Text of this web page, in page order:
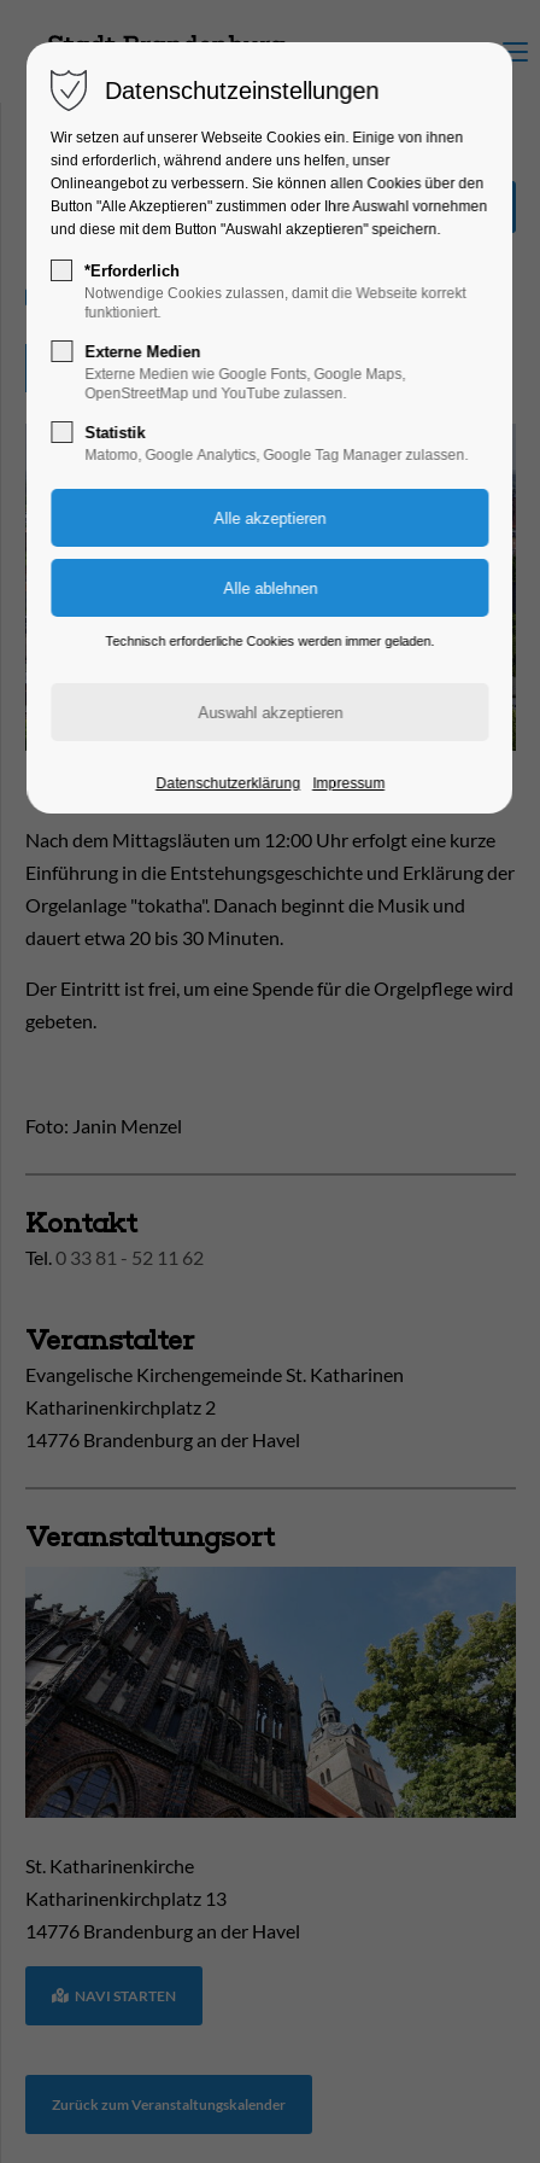
Menu
Orgelmusik am Mittag
Konzert, Musik, Winterzauber
09.12.2024, 12:00–12:30
Eintritt frei
Nach dem Mittagsläuten um 12:00 Uhr erfolgt eine kurze
Einführung in die Entstehungsgeschichte und Erklärung der
Orgelanlage "tokatha". Danach beginnt die Musik und
dauert etwa 20 bis 30 Minuten.
Der Eintritt ist frei, um eine Spende für die Orgelpflege wird
gebeten.
Foto: Janin Menzel
Kontakt
Tel.0 33 81 - 52 11 62
Veranstalter
Evangelische Kirchengemeinde St. Katharinen
Katharinenkirchplatz 2
14776 Brandenburg an der Havel
Veranstaltungsort
St. Katharinenkirche
Katharinenkirchplatz 13
14776 Brandenburg an der Havel
NAVI STARTEN
Zurück zum Veranstaltungskalender
Datenschutzeinstellungen
Wir setzen auf unserer Webseite Cookies ein. Einige von ihnen
sind erforderlich, während andere uns helfen, unser
Onlineangebot zu verbessern. Sie können allen Cookies über den
Button "Alle Akzeptieren" zustimmen oder Ihre Auswahl vornehmen
und diese mit dem Button "Auswahl akzeptieren" speichern.
*Erforderlich
Notwendige Cookies zulassen, damit die Webseite korrekt
funktioniert.
Externe Medien
Externe Medien wie Google Fonts, Google Maps,
OpenStreetMap und YouTube zulassen.
Statistik
Matomo, Google Analytics, Google Tag Manager zulassen.
Technisch erforderliche Cookies werden immer geladen.
Datenschutzerklärung Impressum